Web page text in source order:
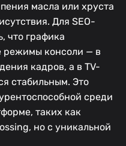
масла или хруста
Для SEO-
что графика
режимы консоли — в
кадров, а в TV-
стабильным. Это
среди
таких как
но с уникальной